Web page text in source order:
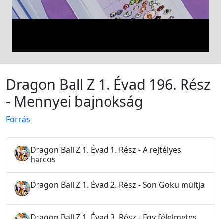
Dragon Ball Z 1. Évad 196. Rész
- Mennyei bajnokság
Forrás
Dragon Ball Z 1. Évad 1. Rész - A rejtélyes
harcos
Dragon Ball Z 1. Évad 2. Rész - Son Goku múltja